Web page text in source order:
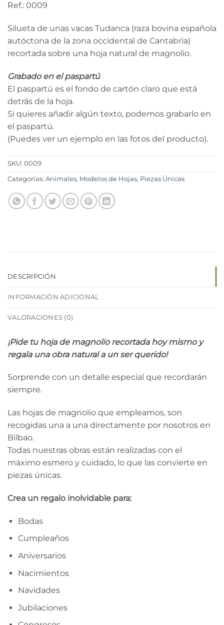
Ref.: 0009
Silueta de unas vacas Tudanca (raza bovina española
autóctona de la zona occidental de Cantabria)
recortada sobre una hoja natural de magnolio.
Grabado en el paspartú
El paspartú es el fondo de cartón claro que está
detrás de la hoja.
Si quieres añadir algún texto, podemos grabarlo en
el paspartú.
(Puedes ver un ejemplo en las fotos del producto).
SKU: 0009
Categorías: Animales, Modelos de Hojas, Piezas Únicas
DESCRIPCIÓN
INFORMACIÓN ADICIONAL
VALORACIONES (0)
¡Pide tu hoja de magnolio recortada hoy mismo y
regala una obra natural a un ser querido!
Sorprende con un detalle especial que recordarán
siempre.
Las hojas de magnolio que empleamos, son
recogidas una a una directamente por nosotros en
Bilbao.
Todas nuestras obras están realizadas con el
máximo esmero y cuidado, lo que las convierte en
piezas únicas.
Crea un regalo inolvidable para:
Bodas
Cumpleaños
Aniversarios
Nacimientos
Navidades
Jubilaciones